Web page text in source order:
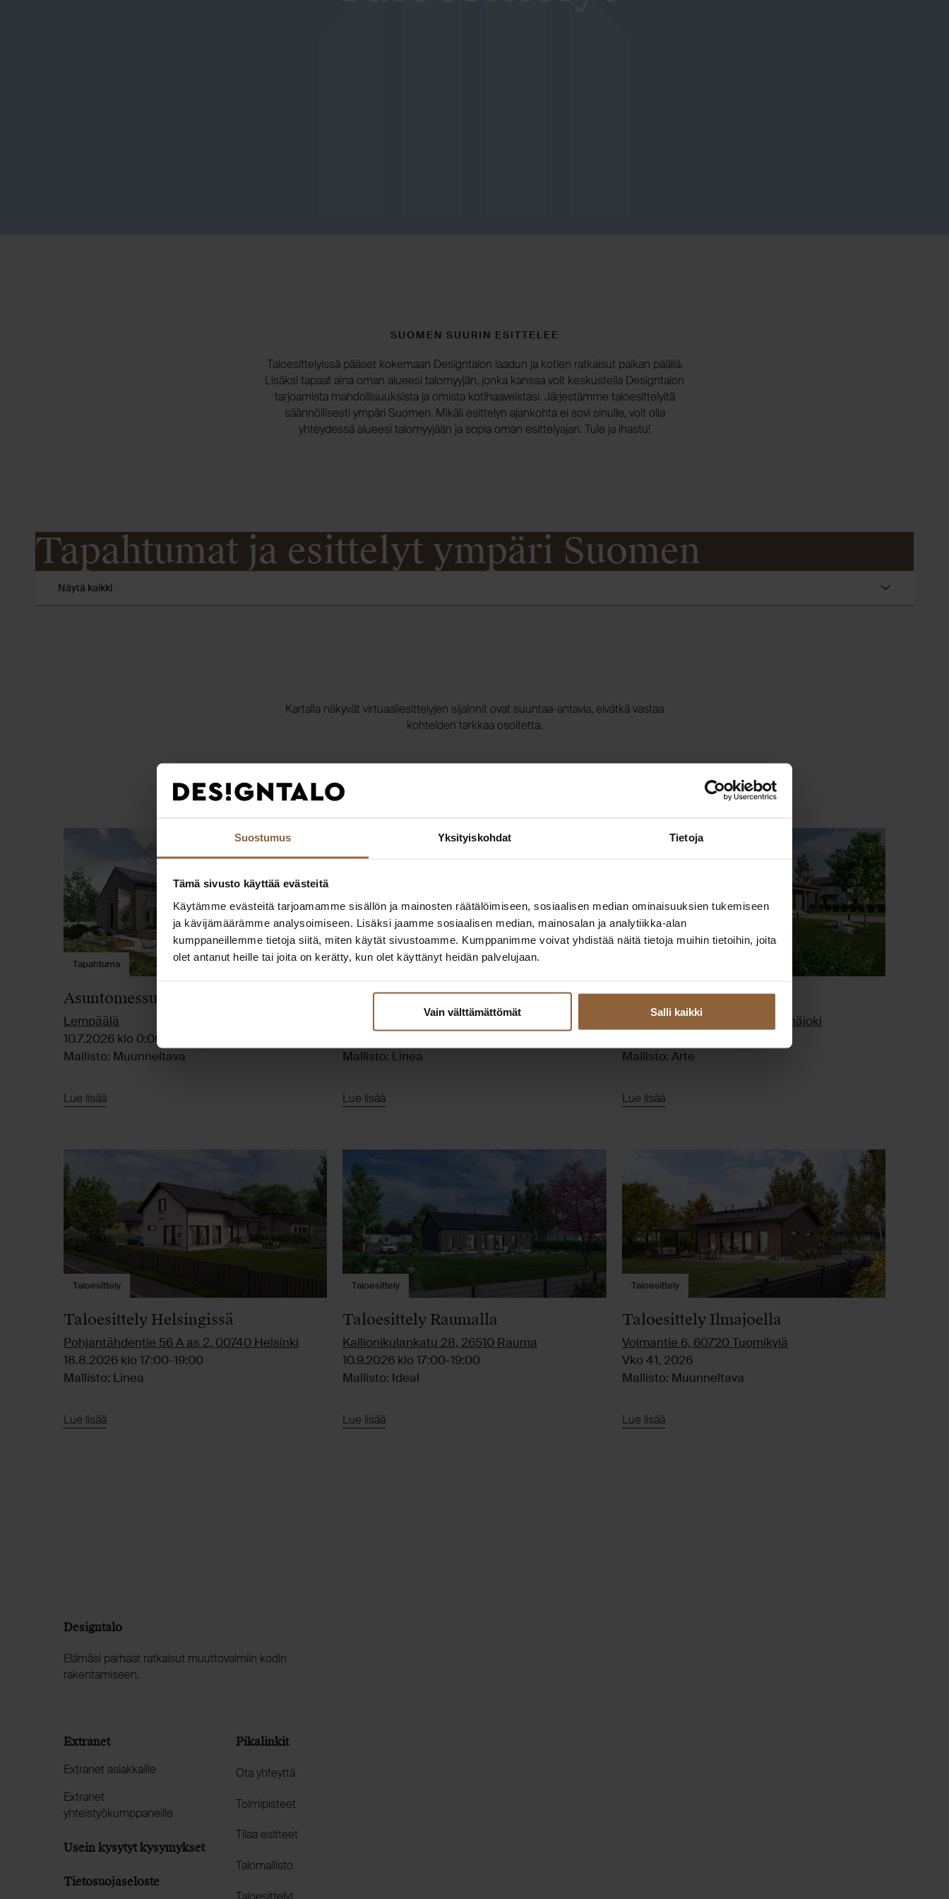
Suostumus Yksityiskohdat Tietoja
Tämä sivusto käyttää evästeitä
Käytämme evästeitä tarjoamamme sisällön ja mainosten räätälöimiseen, sosiaalisen median ominaisuuksien tukemiseen
ja kävijämäärämme analysoimiseen. Lisäksi jaamme sosiaalisen median, mainosalan ja analytiikka-alan
kumppaneillemme tietoja siitä, miten käytät sivustoamme. Kumppanimme voivat yhdistää näitä tietoja muihin tietoihin, joita
olet antanut heille tai joita on kerätty, kun olet käyttänyt heidän palvelujaan.
Vain välttämättömät Salli kaikki
SUOMEN SUURIN ESITTELEE
Taloesittelyissä pääset kokemaan Designtalon laadun ja kotien ratkaisut paikan päällä.
Lisäksi tapaat aina oman alueesi talomyyjän, jonka kanssa voit keskustella Designtalon
tarjoamista mahdollisuuksista ja omista kotihaaveistasi. Järjestämme taloesittelyitä
säännöllisesti ympäri Suomen. Mikäli esittelyn ajankohta ei sovi sinulle, voit olla
yhteydessä alueesi talomyyjään ja sopia oman esittelyajan. Tule ja ihastu!
Tapahtumat ja esittelyt ympäri Suomen
Näytä kaikki
Kartalla näkyvät virtuaaliesittelyjen sijainnit ovat suuntaa-antavia, eivätkä vastaa
kohteiden tarkkaa osoitetta.
Tapahtuma
Asuntomessut Lempäälässä
Lempäälä
10.7.2026 klo 0:00 - 9.8.2026 klo 0:00
Mallisto: Muunneltava
Lue lisää
Taloesittely
Taloesittely Järvenpäässä
Sipulitie 10, 04410 Järvenpää
Mallisto: Linea
Lue lisää
Taloesittely Seinäjoella
Kourutaltanpolku 1, 60200 Seinäjoki
Mallisto: Arte
Lue lisää
Taloesittely
Taloesittely Helsingissä
Pohjantähdentie 56 A as 2, 00740 Helsinki
18.8.2026 klo 17:00-19:00
Mallisto: Linea
Lue lisää
Taloesittely
Taloesittely Raumalla
Kallionikulankatu 28, 26510 Rauma
10.9.2026 klo 17:00-19:00
Mallisto: Ideal
Lue lisää
Taloesittely
Taloesittely Ilmajoella
Voimantie 6, 60720 Tuomikylä
Vko 41, 2026
Mallisto: Muunneltava
Lue lisää
Designtalo
Elämäsi parhaat ratkaisut muuttovalmiin kodin
rakentamiseen.
Extranet
Extranet asiakkaille
Extranet
yhteistyökumppaneille
Usein kysytyt kysymykset
Tietosuojaseloste
Pikalinkit
Ota yhteyttä
Toimipisteet
Tilaa esitteet
Talomallisto